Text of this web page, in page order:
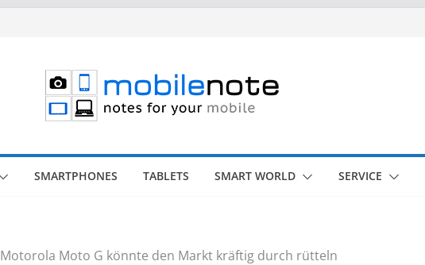
SMARTPHONES TABLETS SMART WORLD SERVICE
Motorola Moto G könnte den Markt kräftig durch rütteln